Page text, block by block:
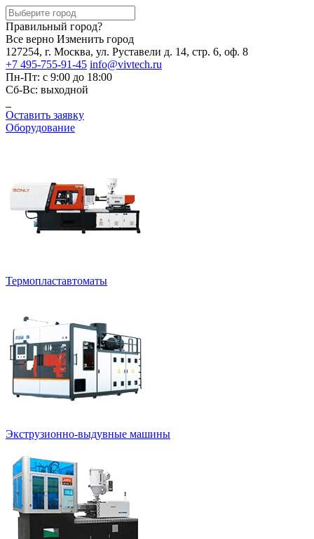
Правильный город?
Все верно Изменить город
127254, г. Москва, ул. Руставели д. 14, стр. 6, оф. 8
+7 495-755-91-45 info@vivtech.ru
Пн-Пт: с 9:00 до 18:00
Сб-Вс: выходной
Оставить заявку
Оборудование
Термопластавтоматы
Экструзионно-выдувные машины